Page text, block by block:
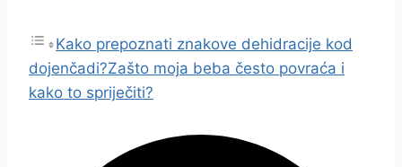
Kako prepoznati znakove dehidracije kod
dojenčadi?Zašto moja beba često povraća i
kako to spriječiti?